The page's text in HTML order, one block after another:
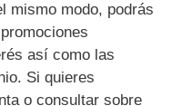
mismo modo, podrás
así como las
Si quieres
o consultar sobre